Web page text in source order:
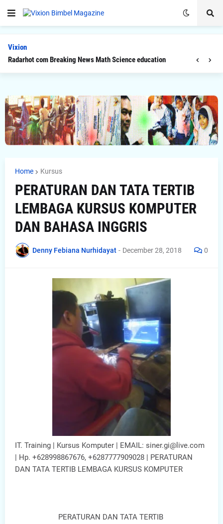
Vixion
Radarhot com Breaking News Math Science education
Home Kursus
PERATURAN DAN TATA TERTIB
LEMBAGA KURSUS KOMPUTER
DAN BAHASA INGGRIS
Denny Febiana Nurhidayat - December 28, 2018 0
IT. Training | Kursus Komputer | EMAIL: siner.gi@live.com
| Hp. +628998867676, +6287777909028 | PERATURAN
DAN TATA TERTIB LEMBAGA KURSUS KOMPUTER
PERATURAN DAN TATA TERTIB